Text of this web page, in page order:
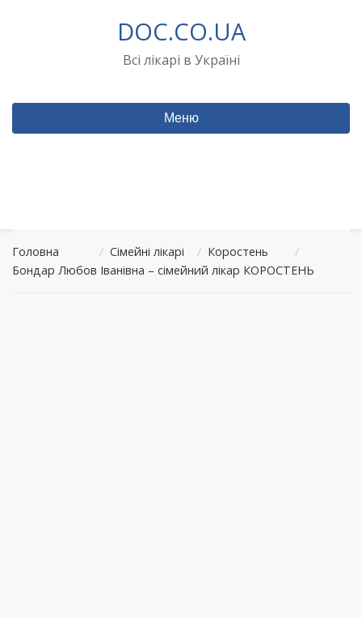
DOC.CO.UA
Всі лікарі в Україні
Меню
Головна / Сімейні лікарі / Коростень
/
Бондар Любов Іванівна – сімейний лікар КОРОСТЕНЬ